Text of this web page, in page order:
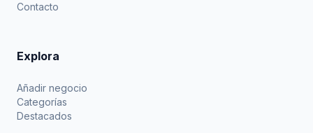
Contacto
Explora
Añadir negocio
Categorías
Destacados